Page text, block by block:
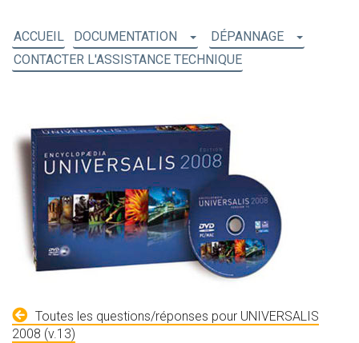
ACCUEIL DOCUMENTATION
DÉPANNAGE
CONTACTER L'ASSISTANCE TECHNIQUE
Toutes les questions/réponses pour UNIVERSALIS
2008 (v.13)